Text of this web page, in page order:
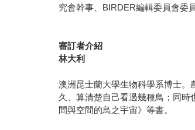
究會幹事、BIRDER編輯委員會委員
審訂者介紹
林大利
澳洲昆士蘭大學生物科學系博士。
久、算清楚自己看過幾種鳥；同
間與空間的鳥之宇宙》等書。